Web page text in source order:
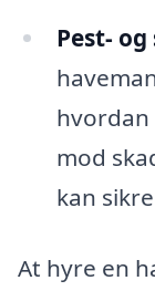
Pest-
hvordan
mod
kan
At hyre en